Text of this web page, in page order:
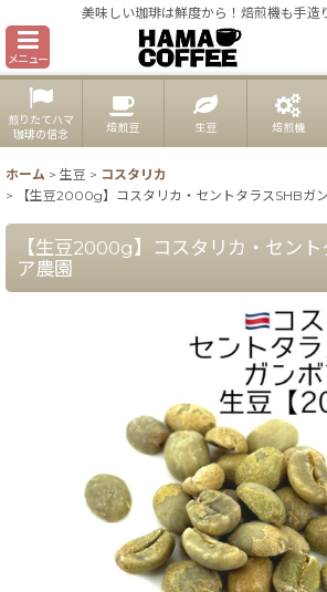
美味しい珈琲は鮮度から！焙煎機も手造
メニュー
煎りたてハマ
珈琲の信念
焙煎豆 生豆 焙煎機
ホーム > 生豆 > コスタリカ
>
【生豆2000g】コスタリカ・セントタラスSHBガ
【生豆2000g】コスタリカ・セン
ア農園